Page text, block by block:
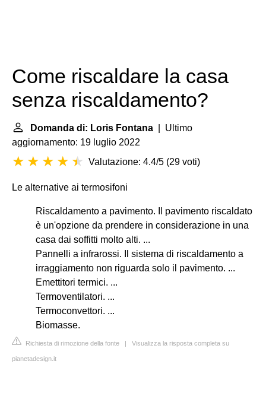
Come riscaldare la casa
senza riscaldamento?
Domanda di: Loris Fontana | Ultimo
aggiornamento: 19 luglio 2022
Valutazione: 4.4/5 (29 voti)
Le alternative ai termosifoni
Riscaldamento a pavimento. Il pavimento riscaldato
è un'opzione da prendere in considerazione in una
casa dai soffitti molto alti. ...
Pannelli a infrarossi. Il sistema di riscaldamento a
irraggiamento non riguarda solo il pavimento. ...
Emettitori termici. ...
Termoventilatori. ...
Termoconvettori. ...
Biomasse.
Richiesta di rimozione della fonte | Visualizza la risposta completa su
pianetadesign.it